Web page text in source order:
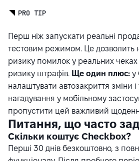
PRO TIP
Перш ніж запускати реальні
тестовим режимом. Це дозволить
ризику помилок у реальних
ризику штрафів. Ще один плюс: у
налаштувати автозакриття зміни і
нагадування у мобільному
пропустити цей важливий
Питання, що часто
Скільки коштує Checkbox?
Перші 30 днів безкоштовно, з